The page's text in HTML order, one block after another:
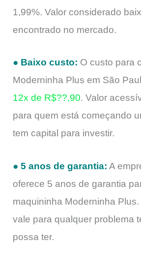
1,99%. Valor considerado
encontrado no mercado.
● Baixo custo: O custo para
Moderninha Plus em São
12x de R$??,90. Valor
para quem está começando
tem capital para investir.
● 5 anos de garantia: A
oferece 5 anos de garantia
maquininha Moderninha
vale para qualquer problema
possa ter.